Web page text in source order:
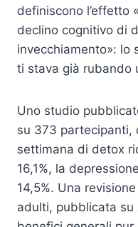
definiscono l’effetto
declino cognitivo di
invecchiamento»: lo
ti stava già rubando
Uno studio
su 373 partecipanti,
settimana di detox
16,1%, la
14,5%. Una
adulti, pubblicata su